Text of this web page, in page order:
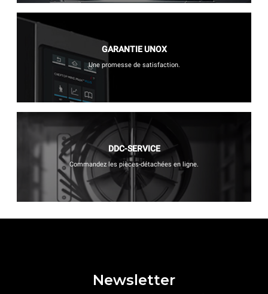
GARANTIE UNOX
Une promesse de satisfaction.
DDC-SERVICE
Commandez les pièces-détachées en ligne.
Newsletter